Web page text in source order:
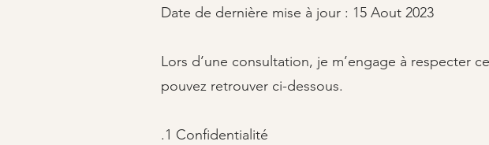
Date de dernière mise à jour : 15 Aout 2023
Lors d’une consultation, je m’engage à respecter
pouvez retrouver ci-dessous.
.1 Confidentialité